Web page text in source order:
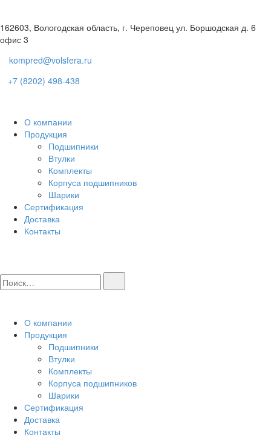
162603, Вологодская область, г. Череповец ул. Боршодская д. 6
офис 3
kompred@volsfera.ru
+7 (8202) 498-438
О компании
Продукция
Подшипники
Втулки
Комплекты
Корпуса подшипников
Шарики
Сертификация
Доставка
Контакты
О компании
Продукция
Подшипники
Втулки
Комплекты
Корпуса подшипников
Шарики
Сертификация
Доставка
Контакты